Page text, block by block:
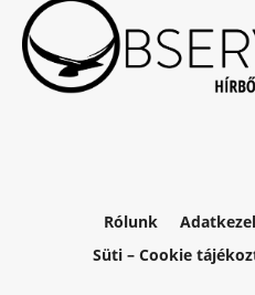
Rólunk
Süti – Cookie